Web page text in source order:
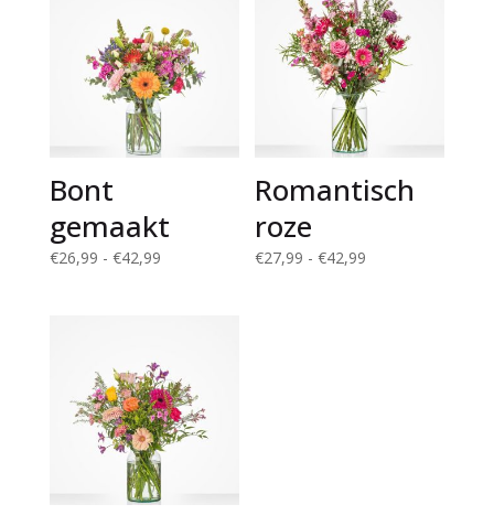
Bont
gemaakt
€26,99 - €42,99Prijsklasse:
Romantisch
roze
€27,99 - €42,99